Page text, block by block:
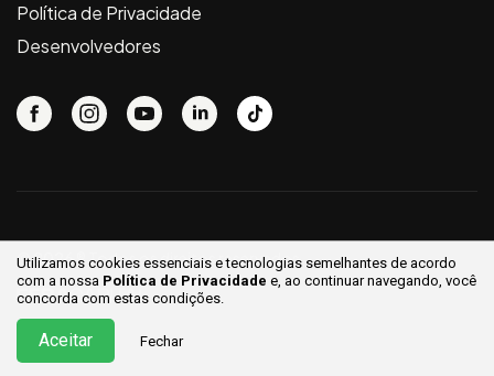
Utilizamos cookies essenciais e tecnologias semelhantes de acordo
com a nossa Política de Privacidade e, ao continuarnavegando, você
concorda com estas condições.
Aceitar Fechar
Política de Privacidade
Desenvolvedores
© 2026 ® Todos os direitos reservados.